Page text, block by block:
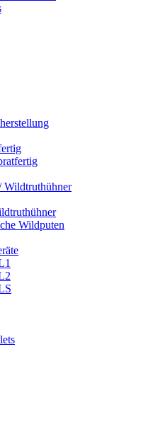
Wildtruthühner
Wildputen